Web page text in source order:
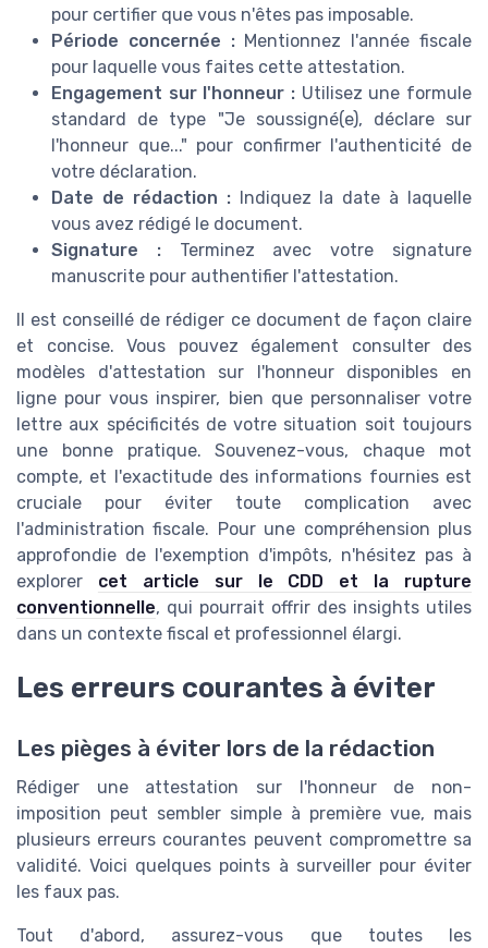
pour certifier que vous n'êtes pas imposable.
Période concernée :Mentionnez l'année fiscale
pour laquelle vous faites cette attestation.
Engagement sur l'honneur : Utilisez une formule
standard de type "Je soussigné(e), déclare sur
l'honneur que..." pour confirmer l'authenticité de
votre déclaration.
Date de rédaction :Indiquez la date à laquelle
vous avez rédigé le document.
Signature :Terminez avec votre signature
manuscrite pour authentifier l'attestation.
Il est conseillé de rédiger ce document de façon claire
et concise. Vous pouvez également consulter des
modèles d'attestation sur l'honneur disponibles en
ligne pour vous inspirer, bien que personnaliser votre
lettre aux spécificités de votre situation soit toujours
une bonne pratique. Souvenez-vous, chaque mot
compte, et l'exactitude des informations fournies est
cruciale pour éviter toute complication avec
l'administration fiscale. Pour une compréhension plus
approfondie de l'exemption d'impôts, n'hésitez pas à
explorer cet article sur le CDD et la rupture
conventionnelle, qui pourrait offrir des insights utiles
dans un contexte fiscal et professionnel élargi.
Les erreurs courantes à éviter
Les pièges à éviter lors de la rédaction
Rédiger une attestation sur l'honneur de non-
imposition peut sembler simple à première vue, mais
plusieurs erreurs courantes peuvent compromettre sa
validité. Voici quelques points à surveiller pour éviter
les faux pas.
Tout d'abord, assurez-vous que toutes les